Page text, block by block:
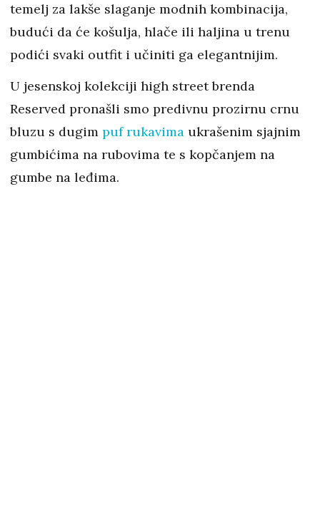
temelj za lakše slaganje modnih kombinacija,
budući da će košulja, hlače ili haljina u trenu
podići svaki outfit i učiniti ga elegantnijim.
U jesenskoj kolekciji high street brenda
Reserved pronašli smo predivnu prozirnu crnu
bluzu s dugim puf rukavima ukrašenim sjajnim
gumbićima na rubovima te s kopčanjem na
gumbe na leđima.